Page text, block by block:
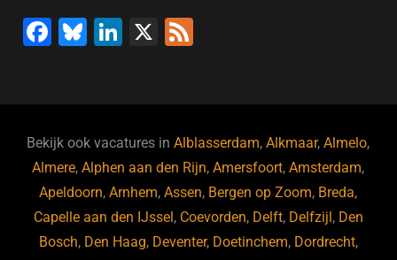
o
k
n
F
b
o
o
k
Bl
ky
Li
dI
n
X
Bekijk ook vacatures inAlblasserdam,Alkmaar,Almelo,
Almere,Alphen aan den Rijn,Amersfoort,Amsterdam,
Apeldoorn,Arnhem,Assen, Bergen op Zoom, Breda,
Capelle aan den IJssel, Coevorden, Delft, Delfzijl, Den
Bosch, Den Haag, Deventer, Doetinchem, Dordrecht,